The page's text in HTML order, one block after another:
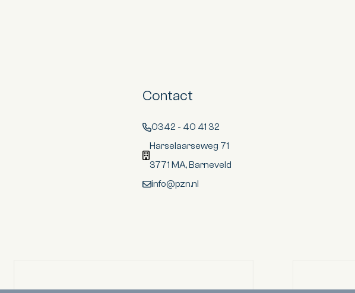
Contact
0342 - 40 41 32
Harselaarseweg 71
3771 MA, Barneveld
info@pzn.nl